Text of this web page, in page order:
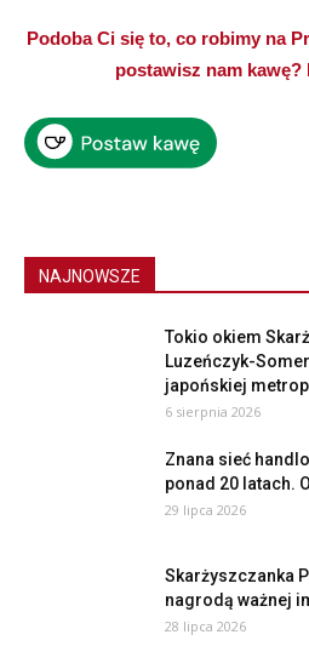
Podoba Ci się to, co robimy na
postawisz nam kawę?
NAJNOWSZE
Tokio okiem
Luzeńczyk-
japońskiej
6 sierpnia 2026
Znana sieć
ponad 20 latach.
29 lipca 2026
Skarżyszczanka
nagrodą ważnej
28 lipca 2026